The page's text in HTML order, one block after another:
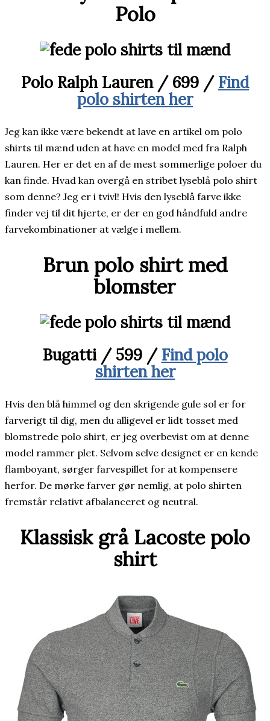
Polo
Polo Ralph Lauren / 699 / Find
polo shirten her
Jeg kan ikke være bekendt at lave en artikel om polo
shirts til mænd uden at have en model med fra Ralph
Lauren. Her er det en af de mest sommerlige poloer du
kan finde. Hvad kan overgå en stribet lyseblå polo shirt
som denne? Jeg er i tvivl! Hvis den lyseblå farve ikke
finder vej til dit hjerte, er der en god håndfuld andre
farvekombinationer at vælge i mellem.
Brun polo shirt med
blomster
Bugatti / 599 / Find polo
shirten her
Hvis den blå himmel og den skrigende gule sol er for
farverigt til dig, men du alligevel er lidt tosset med
blomstrede polo shirt, er jeg overbevist om at denne
model rammer plet. Selvom selve designet er en kende
flamboyant, sørger farvespillet for at kompensere
herfor. De mørke farver gør nemlig, at polo shirten
fremstår relativt afbalanceret og neutral.
Klassisk grå Lacoste polo
shirt